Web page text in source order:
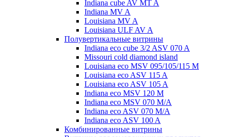
Indiana cube AV MT A
Indiana MV A
Louisiana MV A
Louisiana ULF AV A
Полувертикальные витрины
Indiana eco cube 3/2 ASV 070 A
Missouri cold diamond island
Louisiana eco MSV 095/105/115 M
Louisiana eco ASV 115 A
Louisiana eco ASV 105 A
Indiana eco MSV 120 M
Indiana eco MSV 070 M/A
Indiana eco ASV 070 M/A
Indiana eco ASV 100 A
Комбинированные витрины